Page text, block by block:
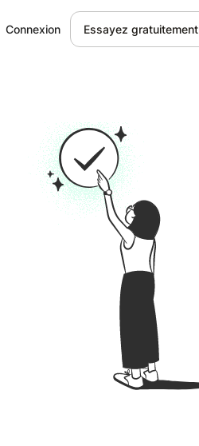
Connexion Essayez gratuitement